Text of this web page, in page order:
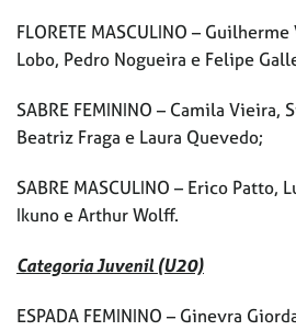
FLORETE MASCULINO –
Lobo, Pedro Nogueira e Felipe
SABRE FEMININO – Camila Vieira,
Beatriz Fraga e Laura Quevedo;
SABRE MASCULINO – Erico Patto,
Ikuno e Arthur Wolff.
Categoria Juvenil (U20)
ESPADA FEMININO – Ginevra